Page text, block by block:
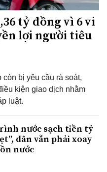
tỷ đồng vì 6 vi
lợi người tiêu
bị yêu cầu rà soát,
kiện giao dịch nhằm
luật.
nước sạch tiền tỷ
dân vẫn phải xoay
nước